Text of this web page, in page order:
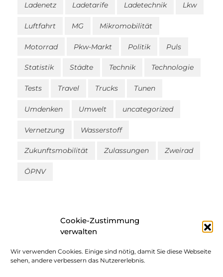
Cookie-Zustimmung
verwalten
Wir verwenden Cookies. Einige sind nötig, damit Sie diese Webseite
sehen, andere verbessern das Nutzererlebnis.
Ladenetz Ladetarife Ladetechnik Lkw
Luftfahrt MG Mikromobilität
Motorrad Pkw-Markt Politik Puls
Statistik Städte Technik Technologie
Tests Travel Trucks Tunen
Umdenken Umwelt uncategorized
Vernetzung Wasserstoff
Zukunftsmobilität Zulassungen Zweirad
ÖPNV
Impressum